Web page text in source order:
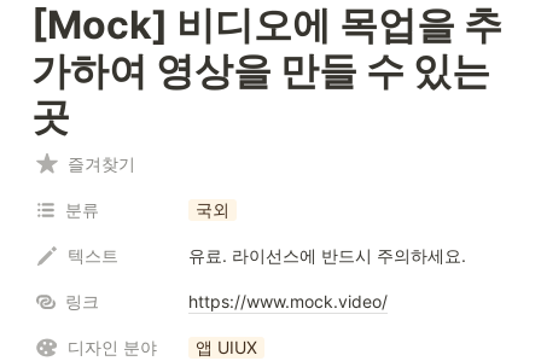
[Mock] 비디오에 목업을 추
가하여 영상을 만들 수 있는
곳
즐겨찾기
분류 국외
텍스트 유료. 라이선스에 반드시 주의하세요.
링크 https://www.mock.video/
디자인 분야 앱 UIUX